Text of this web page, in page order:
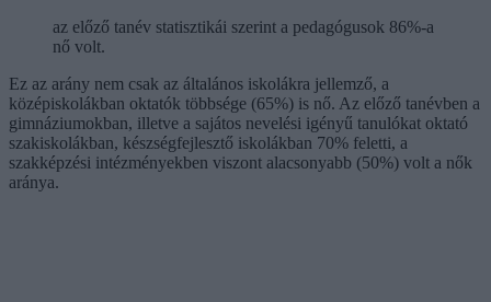
az előző tanév statisztikái szerint a pedagógusok 86%-a
nő volt.
Ez az arány nem csak az általános iskolákra jellemző, a
középiskolákban oktatók többsége (65%) is nő. Az előző tanévben a
gimnáziumokban, illetve a sajátos nevelési igényű tanulókat oktató
szakiskolákban, készségfejlesztő iskolákban 70% feletti, a
szakképzési intézményekben viszont alacsonyabb (50%) volt a nők
aránya.